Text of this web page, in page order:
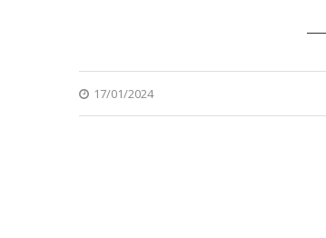
17/01/2024